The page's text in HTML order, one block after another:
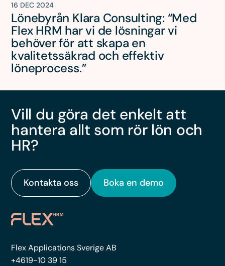
16 DEC 2024
Lönebyrån Klara Consulting: “Med
Flex HRM har vi de lösningar vi
behöver för att skapa en
kvalitetssäkrad och effektiv
löneprocess.”
Vill du göra det enkelt att
hantera allt som rör lön och
HR?
Kontakta oss Boka en demo
Flex Applications Sverige AB
+4619-10 39 15